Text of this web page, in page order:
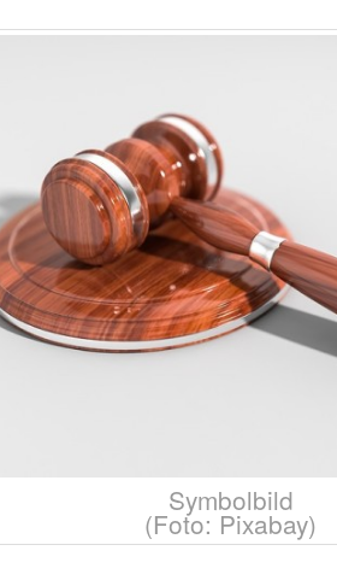
Symbolbild
(Foto: Pixabay)